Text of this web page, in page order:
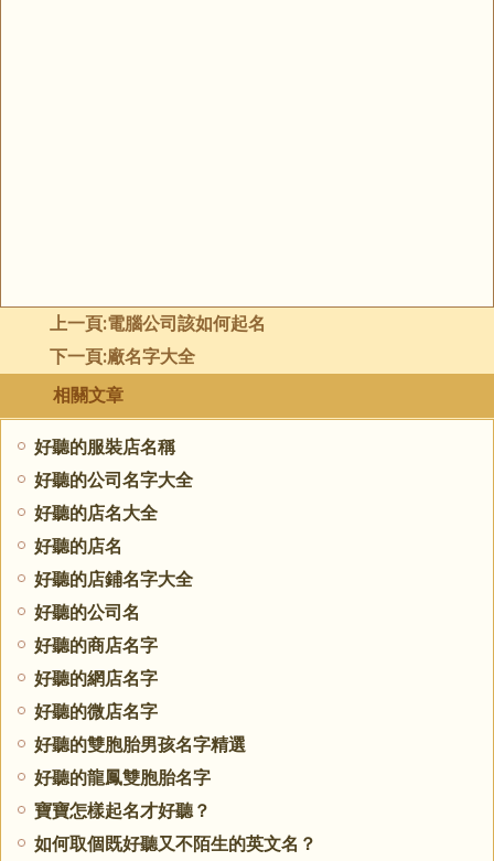
上一頁:電腦公司該如何起名
下一頁:廠名字大全
相關文章
好聽的服裝店名稱
好聽的公司名字大全
好聽的店名大全
好聽的店名
好聽的店鋪名字大全
好聽的公司名
好聽的商店名字
好聽的網店名字
好聽的微店名字
好聽的雙胞胎男孩名字精選
好聽的龍鳳雙胞胎名字
寶寶怎樣起名才好聽？
如何取個既好聽又不陌生的英文名？